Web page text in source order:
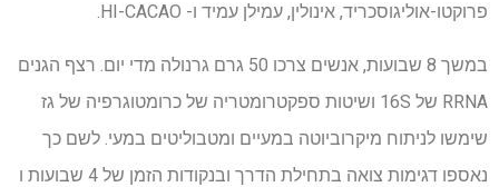
פרוקטו-אוליגוסכריד, אינולין, עמילן עמיד ו- HI-CACAO.
במשך 8 שבועות, אנשים צרכו 50 גרם גרנולה מדי יום. רצף הגנים
RRNA של 16S ושיטות ספקטרומטריה של כרומטוגרפיה של גז
שימשו לניתוח מיקרוביוטה במעיים ומטבוליטים במעי. לשם כך
נאספו דגימות צואה בתחילת הדרך ובנקודות הזמן של 4 שבועות ו